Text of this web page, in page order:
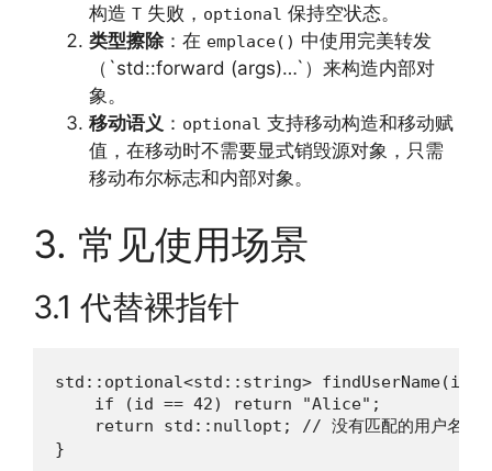
构造 T 失败， optional 保持空状态。
类型擦除 ：在 emplace() 中使用完美转发
（`std::forward (args)…`）来构造内部对
象。
移动语义 ： optional 支持移动构造和移动赋
值，在移动时不需要显式销毁源对象，只需
移动布尔标志和内部对象。
3. 常见使用场景
3.1 代替裸指针
std::optional<std::string>
    if (id == 42) return "Alice";
    return std::nullopt; // 没有匹配的用户名
}